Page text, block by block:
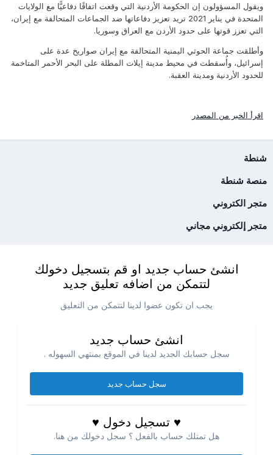
ويقول المسؤولون إن الحكومة الأردنية التي وقعت اتفاقًا دفاعيًّا مع الولايات
المتحدة في يناير 2021 تريد تعزيز دفاعاتها ضد الجماعات المتحالفة مع إيران،
التي تعزز قوتها على حدود الأردن مع العراق وسوريا.
وأطلقت جماعة الحوثي اليمنية المتحالفة مع إيران صواريخ عدة على
إسرائيل، وأُسقطت في محيط مدينة إيلات المطلة على البحر الأحمر المتاخمة
للحدود الأردنية ومدينة العقبة.
اقرأ الخبر من المصدر
شنطة
منصة شنطة
متجر الكتروني
متجر إلكتروني مجاني
انشئ حساب جديد او قم بتسجيل دخولك
لتتمكن من اضافه تعليق جديد
يجب ان تكون عضوا لدينا لتتمكن من التعليق
انشئ حساب جديد
سجل حسابك الجديد لدينا في الموقع بمنتهي السهوله .
سجل حساب جديد
♥ تسجيل دخول ♥
هل تمتلك حساب بالفعل ؟ سجل دخولك من هنا.